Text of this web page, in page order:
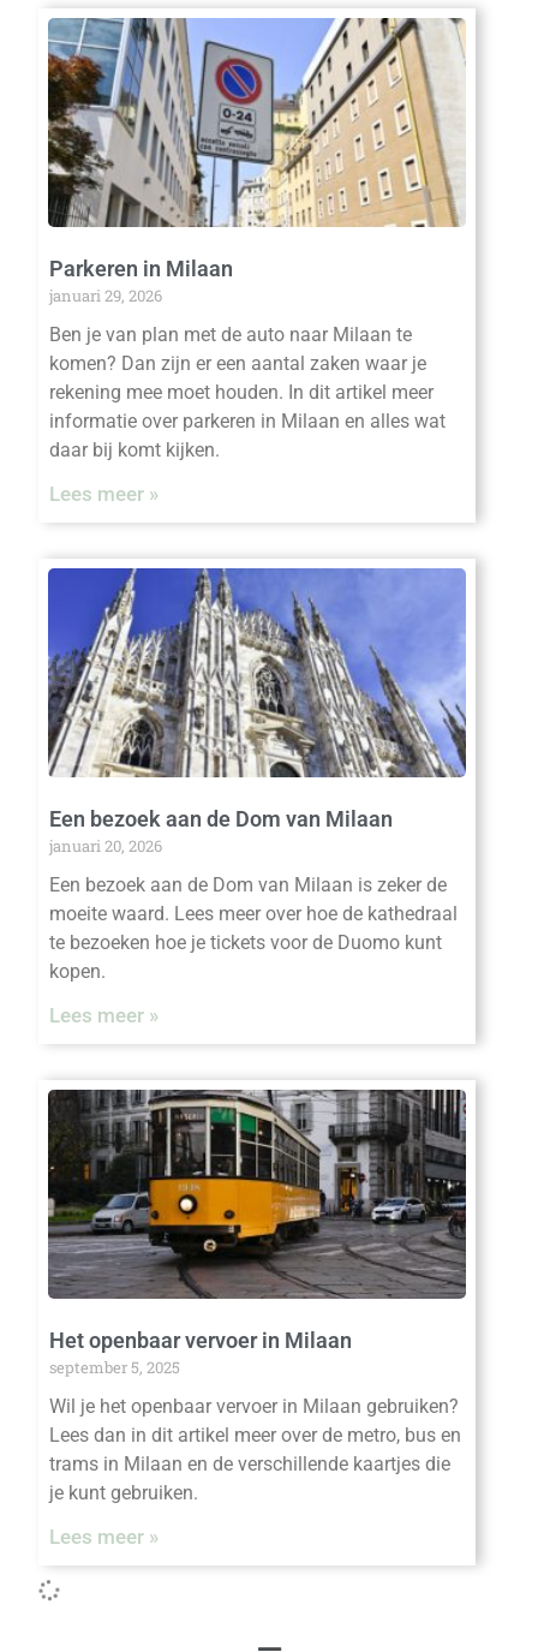
Parkeren in Milaan
januari 29, 2026
Ben je van plan met de auto naar Milaan te
komen? Dan zijn er een aantal zaken waar je
rekening mee moet houden. In dit artikel meer
informatie over parkeren in Milaan en alles wat
daar bij komt kijken.
Lees meer »
Een bezoek aan de Dom van Milaan
januari 20, 2026
Een bezoek aan de Dom van Milaan is zeker de
moeite waard. Lees meer over hoe de kathedraal
te bezoeken hoe je tickets voor de Duomo kunt
kopen.
Lees meer »
Het openbaar vervoer in Milaan
september 5, 2025
Wil je het openbaar vervoer in Milaan gebruiken?
Lees dan in dit artikel meer over de metro, bus en
trams in Milaan en de verschillende kaartjes die
je kunt gebruiken.
Lees meer »